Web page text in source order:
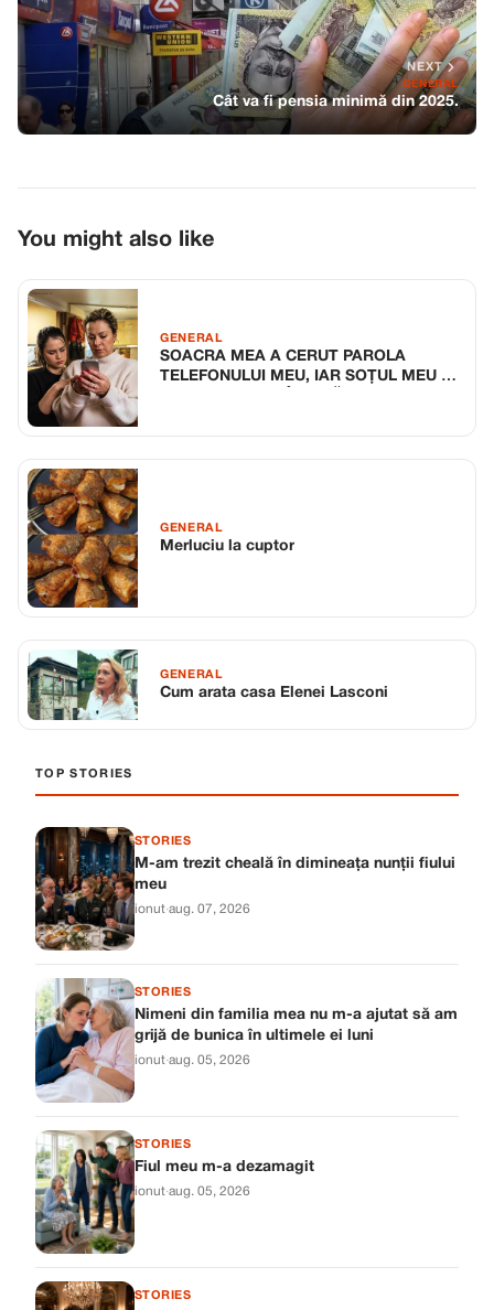
NEXT
GENERAL
Cât va fi pensia minimă din 2025.
You might also like
GENERAL
SOACRA MEA A CERUT PAROLA
TELEFONULUI MEU, IAR SOȚUL MEU A
GENERAL
Merluciu la cuptor
GENERAL
Cum arata casa Elenei Lasconi
TOP STORIES
STORIES
M-am trezit cheală în dimineața nunții fiului
meu
ionut·aug. 07, 2026
STORIES
Nimeni din familia mea nu m-a ajutat să am
grijă de bunica în ultimele ei luni
ionut·aug. 05, 2026
STORIES
Fiul meu m-a dezamagit
ionut·aug. 05, 2026
STORIES